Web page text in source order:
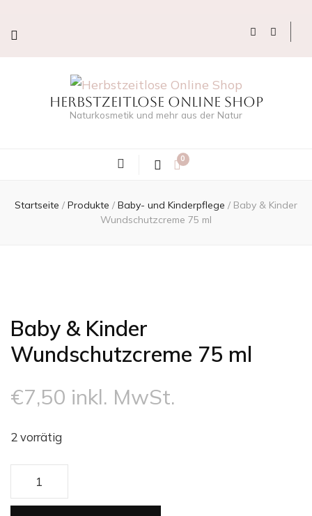
Herbstzeitlose Online Shop
Naturkosmetik und mehr aus der Natur
0
Startseite / Produkte / Baby- und Kinderpflege / Baby & Kinder
Wundschutzcreme 75 ml
Baby & Kinder
Wundschutzcreme 75 ml
€7,50 inkl. MwSt.
2 vorrätig
Baby
&